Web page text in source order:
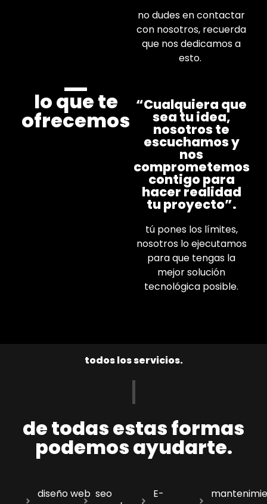
no dudes en contactar
con nosotros, recuerda
que nos dedicamos a
esto.
lo que te
ofrecemos
“Cualquiera que
sea tu idea,
nosotros te
escuchamos y
nos
comprometemos
contigo para
hacer realidad
tu proyecto”.
tú pones los límites,
nosotros lo ejecutamos
para que tengas la
mejor solución
tecnológica posible.
todos los servicios.
de todas estas formas
podemos ayudarte.
diseño web seo
E-